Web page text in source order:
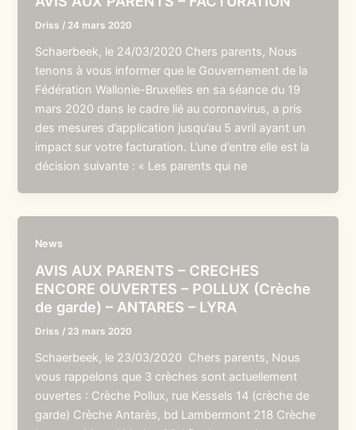
Driss / 24 mars 2020
Schaerbeek, le 24/03/2020 Chers parents, Nous
tenons à vous informer que le Gouvernement de la
Fédération Wallonie-Bruxelles en sa séance du 19
mars 2020 dans le cadre lié au coronavirus, a pris
des mesures d’application jusqu’au 5 avril ayant un
impact sur votre facturation. L’une d’entre elle est la
décision suivante : « Les parents qui ne
News
AVIS AUX PARENTS – CRECHES
ENCORE OUVERTES – POLLUX (Crèche
de garde) – ANTARES – LYRA
Driss / 23 mars 2020
Schaerbeek, le 23/03/2020 Chers parents, Nous
vous rappelons que 3 crèches sont actuellement
ouvertes : Crèche Pollux, rue Kessels 14 (crèche de
garde) Crèche Antarès, bd Lambermont 218 Crèche